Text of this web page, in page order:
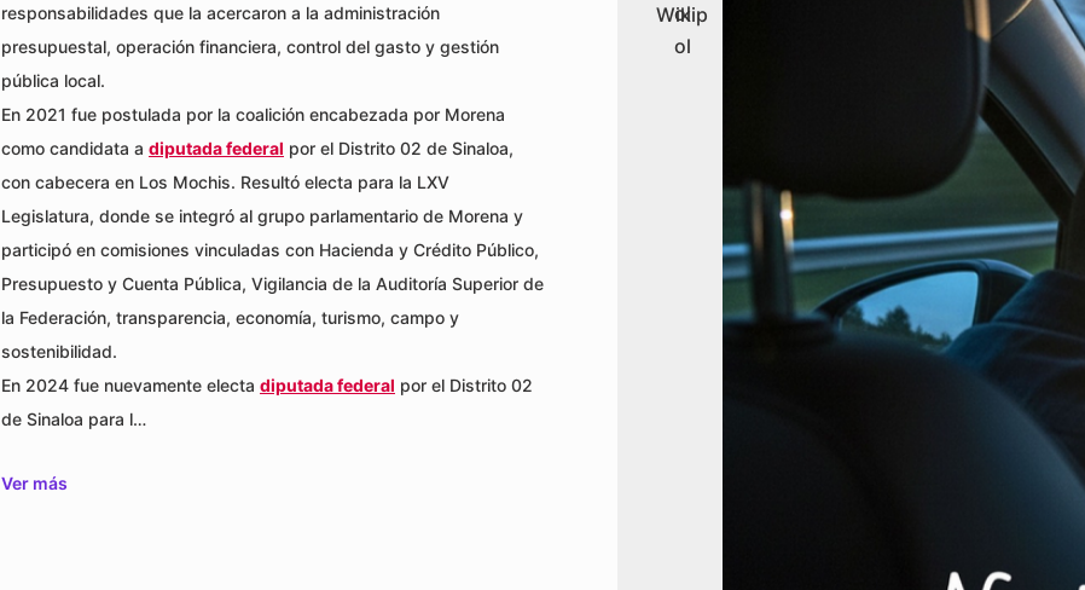
responsabilidades que la acercaron a la administración
presupuestal, operación financiera, control del gasto y gestión
pública local.
En 2021 fue postulada por la coalición encabezada por Morena
como candidata a diputada federal por el Distrito 02 de Sinaloa,
con cabecera en Los Mochis. Resultó electa para la LXV
Legislatura, donde se integró al grupo parlamentario de Morena y
participó en comisiones vinculadas con Hacienda y Crédito Público,
Presupuesto y Cuenta Pública, Vigilancia de la Auditoría Superior de
la Federación, transparencia, economía, turismo, campo y
sostenibilidad.
En 2024 fue nuevamente electa diputada federal por el Distrito 02
de Sinaloa para l…
Ver más